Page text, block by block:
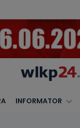
INFORMATOR